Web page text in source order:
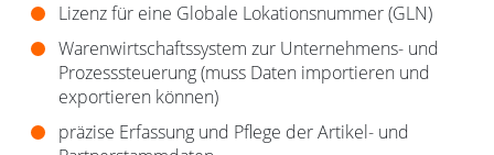
Lizenz für eine Globale Lokationsnummer (GLN)
Warenwirtschaftssystem zur Unternehmens- und
Prozesssteuerung (muss Daten importieren und
exportieren können)
präzise Erfassung und Pflege der Artikel- und